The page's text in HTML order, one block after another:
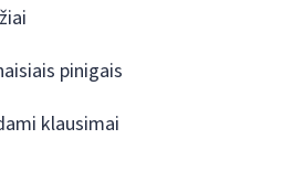
pinigais
klausimai